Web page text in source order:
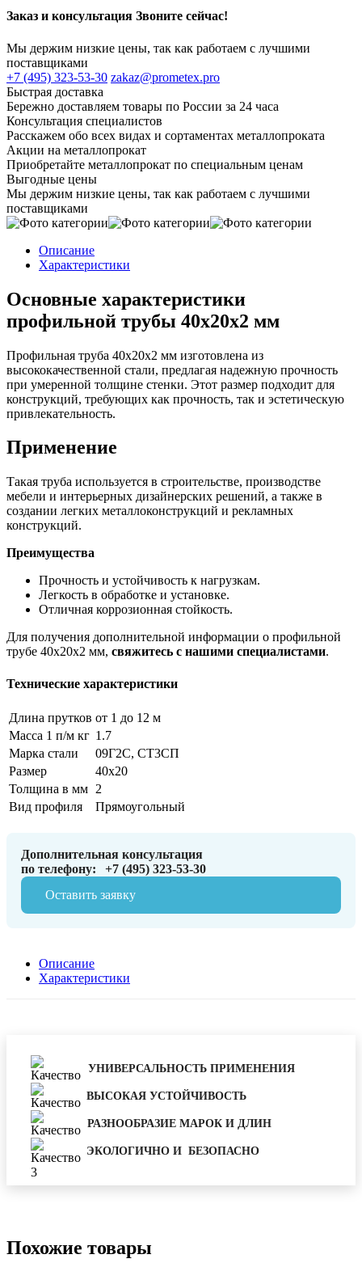
Заказ и консультация Звоните сейчас!
Мы держим низкие цены, так как работаем с лучшими
поставщиками
+7 (495) 323-53-30 zakaz@prometex.pro
Быстрая доставка
Бережно доставляем товары по России за 24 часа
Консультация специалистов
Расскажем обо всех видах и сортаментах металлопроката
Акции на металлопрокат
Приобретайте металлопрокат по специальным ценам
Выгодные цены
Мы держим низкие цены, так как работаем с лучшими
поставщиками
Описание
Характеристики
Основные характеристики
профильной трубы 40х20х2 мм
Профильная труба 40х20х2 мм изготовлена из
высококачественной стали, предлагая надежную прочность
при умеренной толщине стенки. Этот размер подходит для
конструкций, требующих как прочность, так и эстетическую
привлекательность.
Применение
Такая труба используется в строительстве, производстве
мебели и интерьерных дизайнерских решений, а также в
создании легких металлоконструкций и рекламных
конструкций.
Преимущества
Прочность и устойчивость к нагрузкам.
Легкость в обработке и установке.
Отличная коррозионная стойкость.
Для получения дополнительной информации о профильной
трубе 40х20х2 мм, свяжитесь с нашими специалистами.
Технические характеристики
Длина прутков от 1 до 12 м
Масса 1 п/м кг 1.7
Марка стали
09Г2С, СТ3СП
Размер
40х20
Толщина в мм 2
Вид профиля
Прямоугольный
Дополнительная консультация
по телефону:
+7 (495) 323-53-30
Оставить заявку
Описание
Характеристики
УНИВЕРСАЛЬНОСТЬ ПРИМЕНЕНИЯ
ВЫСОКАЯ УСТОЙЧИВОСТЬ
РАЗНООБРАЗИЕ МАРОК И ДЛИН
ЭКОЛОГИЧНО И БЕЗОПАСНО
Похожие товары